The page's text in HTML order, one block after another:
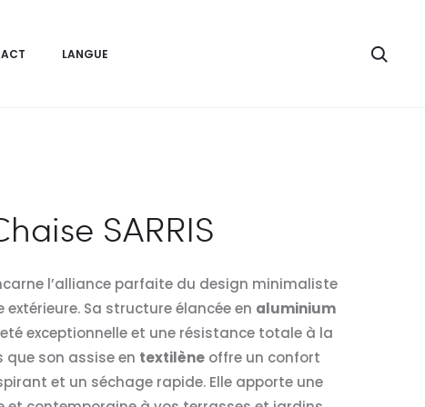
LANGUE
SARRIS
l’alliance parfaite du design minimaliste
Sa structure élancée en aluminium
exceptionnelle et une résistance totale à la
son assise en textilèneoffre un confort
et un séchage rapide. Elle apporte une